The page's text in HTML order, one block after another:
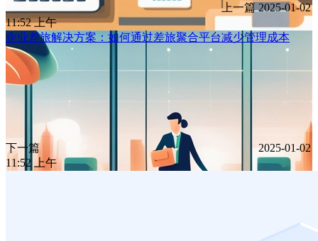
上一篇 2025-01-02
11:52 上午
企业差旅解决方案：如何通过差旅聚合平台减少管理成本
下一篇
2025-01-02
11:52 上午